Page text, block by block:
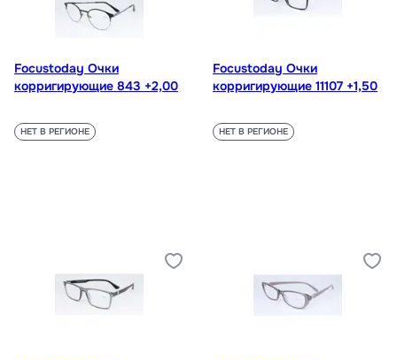
Focustoday Очки
корригирующие 843 +2,00
НЕТ В РЕГИОНЕ
Focustoday Очки
корригирующие 11107 +1,50
НЕТ В РЕГИОНЕ